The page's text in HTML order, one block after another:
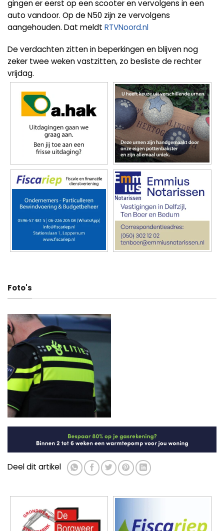
gingen er eerst op een scooter en vervolgens in een
auto vandoor. Op de N50 zijn ze vervolgens
aangehouden. Dat meldt RTVNoord.nl
De verdachten zitten in beperkingen en blijven nog
zeker twee weken vastzitten, zo besliste de rechter
vrijdag.
Foto's
Deel dit artikel